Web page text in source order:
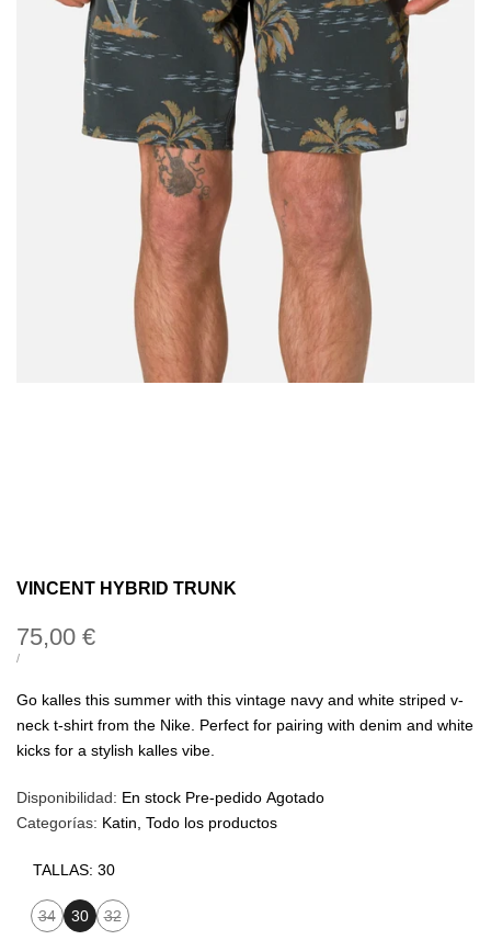
VINCENT HYBRID TRUNK
Precio
de
75,00 €
PRECIO
/POR
Go kalles this summer with this vintage navy and white striped v-
neck t-shirt from the Nike. Perfect for pairing with denim and white
kicks for a stylish kalles vibe.
Disponibilidad: En stock Pre-pedido Agotado
Categorías: Katin Todo los productos
TALLAS: 30
Variante
34 30
Variante
32